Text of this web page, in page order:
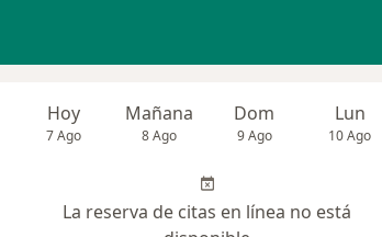
Hoy
7 Ago
Mañana
8 Ago
Dom
9 Ago
Lun
10 Ago
La reserva de citas en línea no está